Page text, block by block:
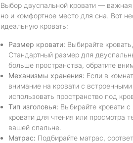
Выбор двуспальной кровати — важная
но и комфортное место для сна. Вот
идеальную кровать:
Размер кровати: Выбирайте
Стандартный размер для
больше пространства, обратите
Механизмы хранения: Если в
внимание на кровати с
использовать пространство под
Тип изголовья: Выбирайте кровати
кровати для чтения или просмотра
вашей спальне.
Матрас: Подбирайте матрас,